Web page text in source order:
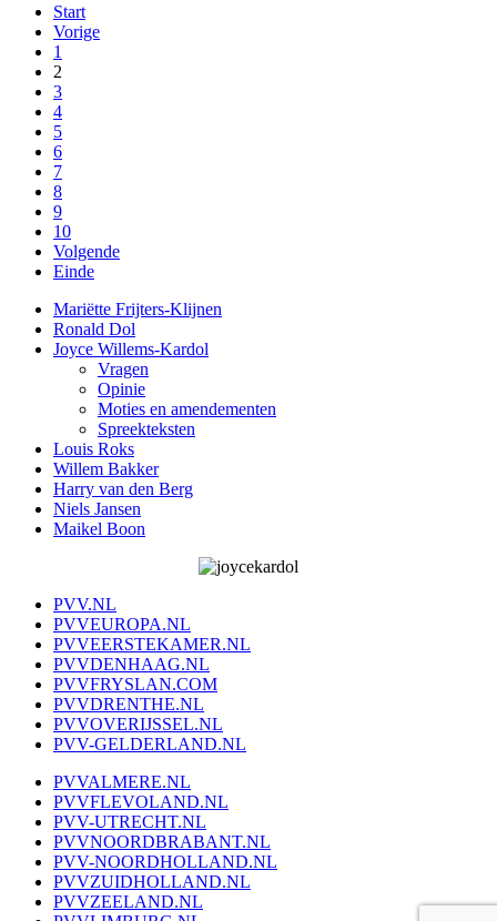
Start
Vorige
1
2
3
4
5
6
7
8
9
10
Volgende
Einde
Mariëtte Frijters-Klijnen
Ronald Dol
Joyce Willems-Kardol
Vragen
Opinie
Moties en amendementen
Spreekteksten
Louis Roks
Willem Bakker
Harry van den Berg
Niels Jansen
Maikel Boon
PVV.NL
PVVEUROPA.NL
PVVEERSTEKAMER.NL
PVVDENHAAG.NL
PVVFRYSLAN.COM
PVVDRENTHE.NL
PVVOVERIJSSEL.NL
PVV-GELDERLAND.NL
PVVALMERE.NL
PVVFLEVOLAND.NL
PVV-UTRECHT.NL
PVVNOORDBRABANT.NL
PVV-NOORDHOLLAND.NL
PVVZUIDHOLLAND.NL
PVVZEELAND.NL